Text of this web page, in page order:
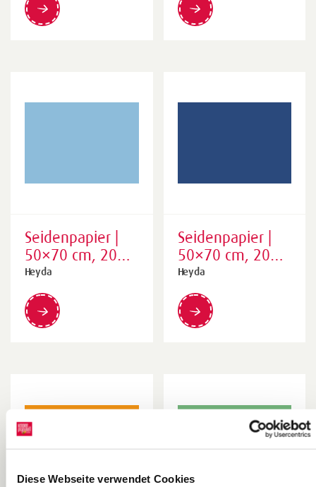
Diese Webseite verwendet Cookies
Seidenpapier |
50×70 cm, 20
g/m², hellblau, 5
Stück
Heyda
Seidenpapier |
50×70 cm, 20
g/m²,
dunkelblau, 5
Stück
Heyda